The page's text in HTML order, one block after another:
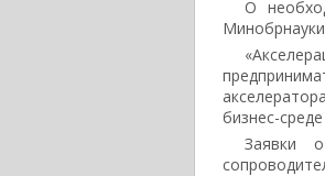
О
бизнес-
Заявки